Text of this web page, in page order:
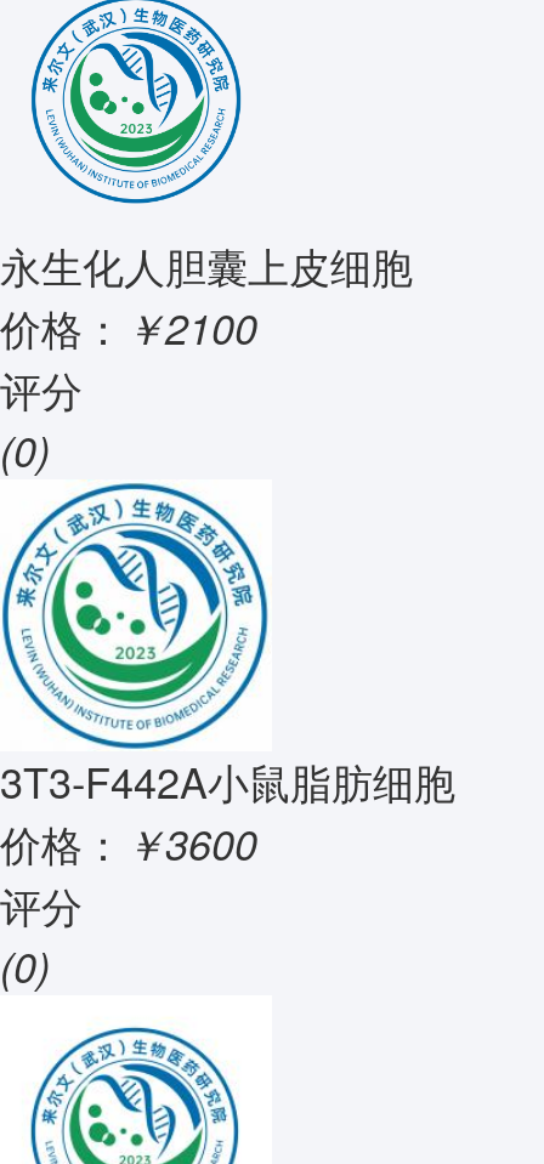
永生化人胆囊上皮细胞
价格： ￥2100
评分
(0)
3T3-F442A小鼠脂肪细胞
价格： ￥3600
评分
(0)